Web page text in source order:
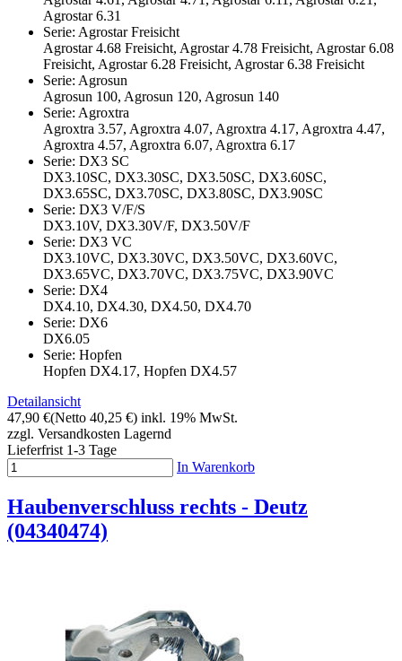
Agrostar 6.31
Serie: Agrostar Freisicht
Agrostar 4.68 Freisicht, Agrostar 4.78 Freisicht, Agrostar 6.08
Freisicht, Agrostar 6.28 Freisicht, Agrostar 6.38 Freisicht
Serie: Agrosun
Agrosun 100, Agrosun 120, Agrosun 140
Serie: Agroxtra
Agroxtra 3.57, Agroxtra 4.07, Agroxtra 4.17, Agroxtra 4.47,
Agroxtra 4.57, Agroxtra 6.07, Agroxtra 6.17
Serie: DX3 SC
DX3.10SC, DX3.30SC, DX3.50SC, DX3.60SC,
DX3.65SC, DX3.70SC, DX3.80SC, DX3.90SC
Serie: DX3 V/F/S
DX3.10V, DX3.30V/F, DX3.50V/F
Serie: DX3 VC
DX3.10VC, DX3.30VC, DX3.50VC, DX3.60VC,
DX3.65VC, DX3.70VC, DX3.75VC, DX3.90VC
Serie: DX4
DX4.10, DX4.30, DX4.50, DX4.70
Serie: DX6
DX6.05
Serie: Hopfen
Hopfen DX4.17, Hopfen DX4.57
Detailansicht
47,90 €(Netto 40,25 €) inkl. 19% MwSt.
zzgl. Versandkosten Lagernd
Lieferfrist 1-3 Tage
In Warenkorb
Haubenverschluss rechts - Deutz
(04340474)